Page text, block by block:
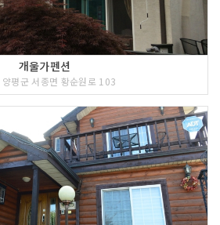
개울가펜션
양평군 서종면 황순원로 103